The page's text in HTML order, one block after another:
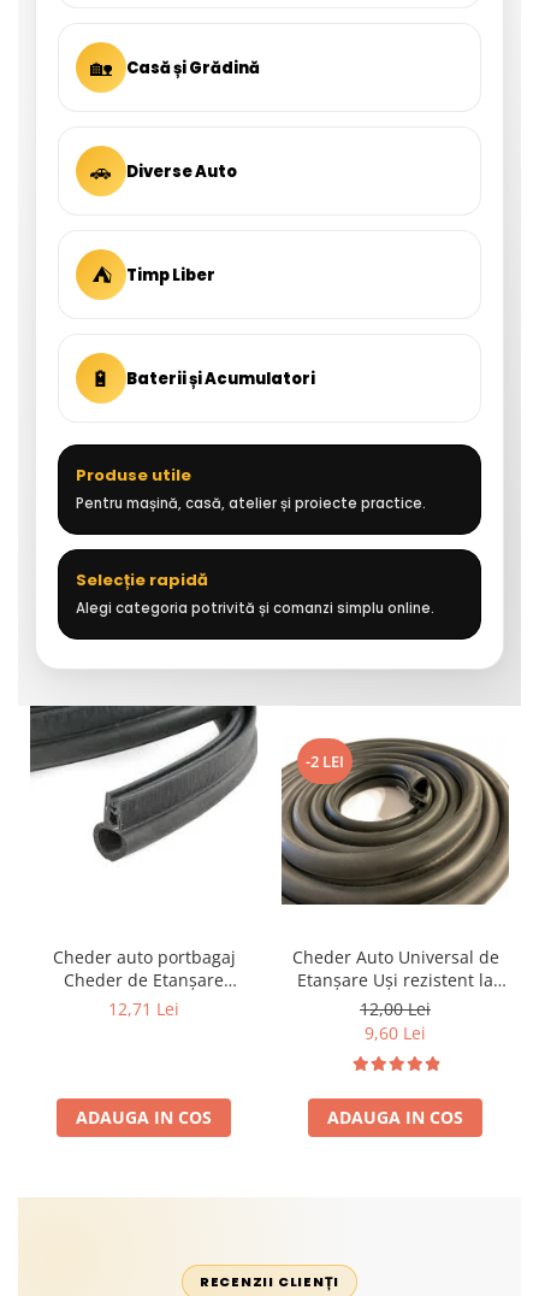
🏡 Casă și Grădină
🚗 Diverse Auto
⛺ Timp Liber
🔋 Baterii și Acumulatori
Produse utile
Pentru mașină, casă, atelier și proiecte practice.
Selecție rapidă
Alegi categoria potrivită și comanzi simplu online.
Cheder auto portbagaj
Cheder de Etanșare
Profesional din Cauciuc -
Liniar
12,71 Lei
ADAUGA IN COS
-2 LEI
Cheder Auto Universal de
Etanșare Uși rezistent la
intemperii, raze UV,
îmbătrânire și temperaturi
12,00 Lei
9,60 Lei
ADAUGA IN COS
RECENZII CLIENȚI